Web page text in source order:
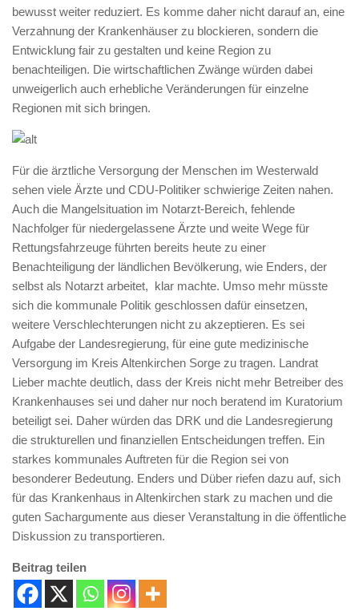
bewusst weiter reduziert. Es komme daher nicht darauf an, eine
Verzahnung der Krankenhäuser zu blockieren, sondern die
Entwicklung fair zu gestalten und keine Region zu
benachteiligen. Die wirtschaftlichen Zwänge würden dabei
unweigerlich auch erhebliche Veränderungen für einzelne
Regionen mit sich bringen.
Für die ärztliche Versorgung der Menschen im Westerwald
sehen viele Ärzte und CDU-Politiker schwierige Zeiten nahen.
Auch die Mangelsituation im Notarzt-Bereich, fehlende
Nachfolger für niedergelassene Ärzte und weite Wege für
Rettungsfahrzeuge führten bereits heute zu einer
Benachteiligung der ländlichen Bevölkerung, wie Enders, der
selbst als Notarzt arbeitet, klar machte. Umso mehr müsste
sich die kommunale Politik geschlossen dafür einsetzen,
weitere Verschlechterungen nicht zu akzeptieren. Es sei
Aufgabe der Landesregierung, für eine gute medizinische
Versorgung im Kreis Altenkirchen Sorge zu tragen. Landrat
Lieber machte deutlich, dass der Kreis nicht mehr Betreiber des
Krankenhauses sei und daher nur noch beratend im Kuratorium
beteiligt sei. Daher würden das DRK und die Landesregierung
die strukturellen und finanziellen Entscheidungen treffen. Ein
starkes kommunales Auftreten für die Region sei von
besonderer Bedeutung. Enders und Düber riefen dazu auf, sich
für das Krankenhaus in Altenkirchen stark zu machen und die
guten Sachargumente aus dieser Veranstaltung in die öffentliche
Diskussion zu transportieren.
Beitrag teilen